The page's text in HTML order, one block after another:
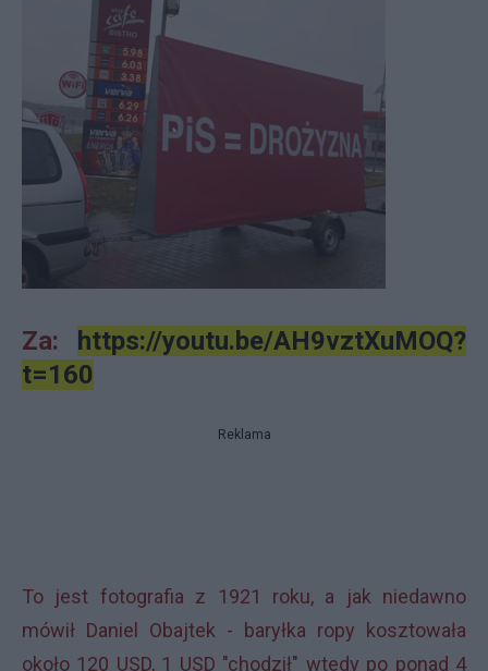
Za:
https://youtu.be/AH9vztXuMOQ?
t=160
Reklama
To jest fotografia z 1921 roku, a jak niedawno
mówił Daniel Obajtek - baryłka ropy kosztowała
około 120 USD, 1 USD "chodził" wtedy po ponad 4